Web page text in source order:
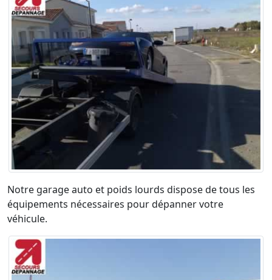
Notre garage auto et poids lourds dispose de tous les
équipements nécessaires pour dépanner votre
véhicule.